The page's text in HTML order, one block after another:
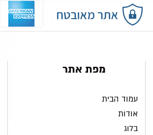
מפת אתר
עמוד הבית
אודות
בלוג